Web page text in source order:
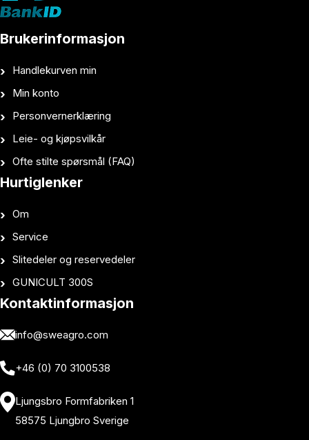
Brukerinformasjon
Handlekurven min
Min konto
Personvernerklæring
Leie- og kjøpsvilkår
Ofte stilte spørsmål (FAQ)
Hurtiglenker
Om
Service
Slitedeler og reservedeler
GUNICULT 300S
Kontaktinformasjon
info@sweagro.com
+46 (0) 70 3100538
Ljungsbro Formfabriken 1
58575 Ljungbro Sverige